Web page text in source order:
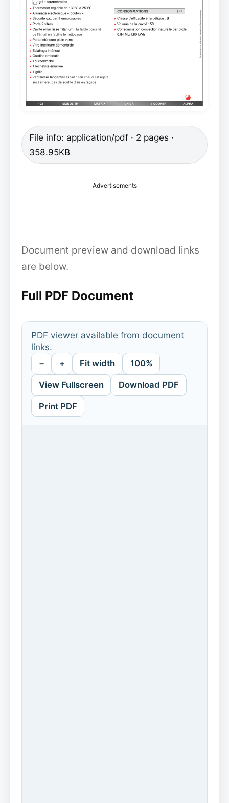
File info: application/pdf · 2 pages ·
358.95KB
Advertisements
Document preview and download links
are below.
Full PDF Document
PDF viewer available from document
links.
− + Fit width 100%
View Fullscreen Download PDF
Print PDF